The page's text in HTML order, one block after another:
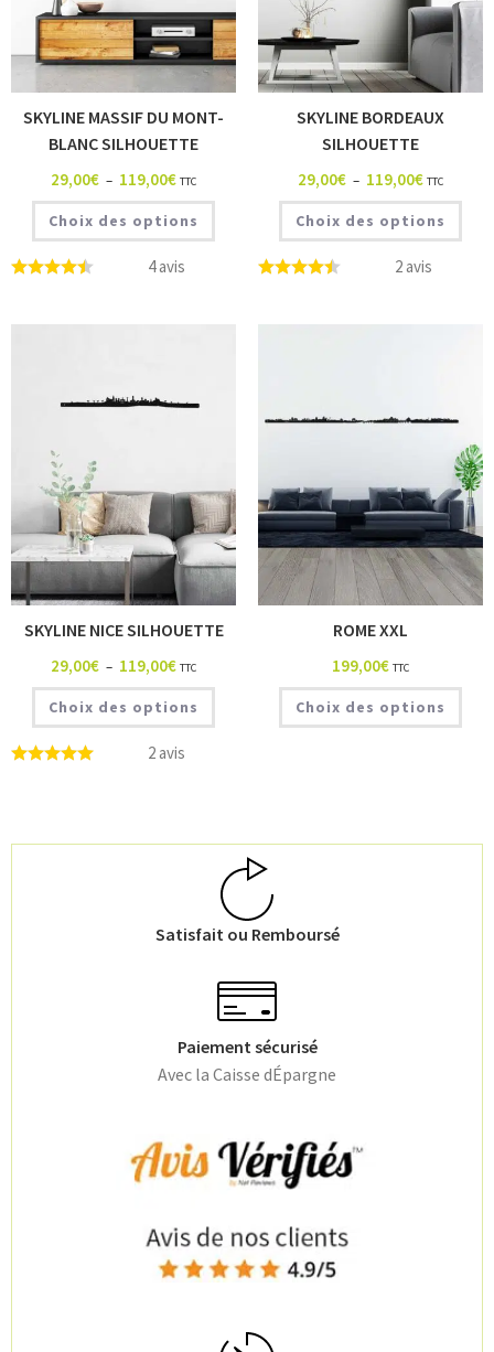
4 avis
SKYLINE MASSIF DU MONT-
BLANC SILHOUETTE
29,00€ – 119,00€ TTC
Choix des options
2 avis
SKYLINE BORDEAUX
SILHOUETTE
29,00€ – 119,00€ TTC
Choix des options
2 avis
SKYLINE NICE SILHOUETTE
29,00€ – 119,00€ TTC
Choix des options
ROME XXL
199,00€ TTC
Choix des options
Satisfait ou Remboursé
Paiement sécurisé
Avec la Caisse dÉpargne